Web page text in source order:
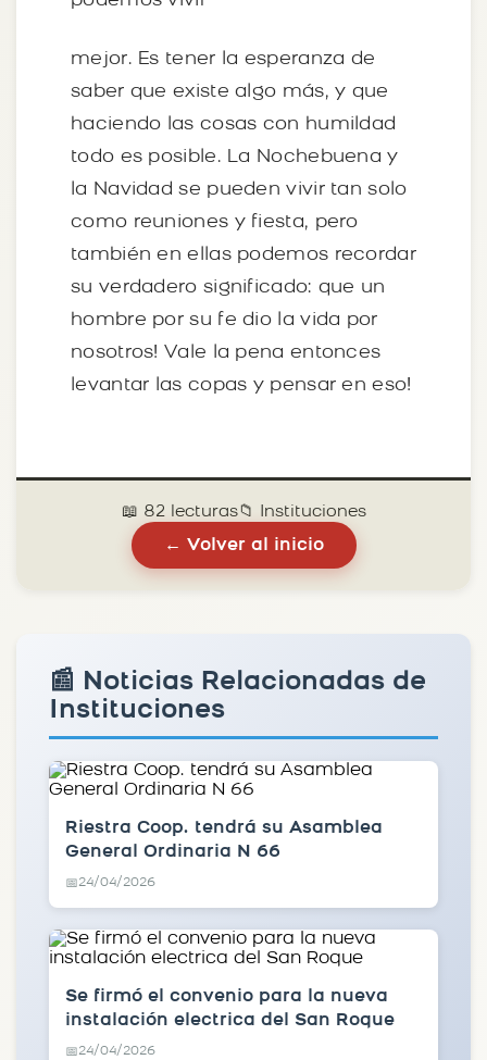
mejor. Es tener la esperanza de
saber que existe algo más, y que
haciendo las cosas con humildad
todo es posible. La Nochebuena y
la Navidad se pueden vivir tan solo
como reuniones y fiesta, pero
también en ellas podemos recordar
su verdadero significado: que un
hombre por su fe dio la vida por
nosotros! Vale la pena entonces
levantar las copas y pensar en eso!
📖 82 lecturas📁 Instituciones
← Volver al inicio
📰 Noticias Relacionadas de
Instituciones
Riestra Coop. tendrá su Asamblea
General Ordinaria N 66
📅24/04/2026
Se firmó el convenio para la nueva
instalación electrica del San Roque
📅24/04/2026